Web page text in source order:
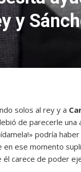
y
solos al rey y a
de parecerle
podría
ese momento
él carece de poder